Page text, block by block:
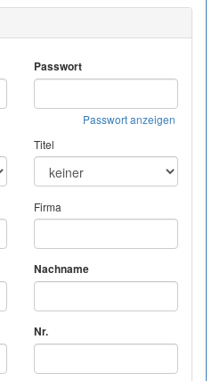
Passwort
Passwort anzeigen
Titel
Firma
Nachname
Nr.